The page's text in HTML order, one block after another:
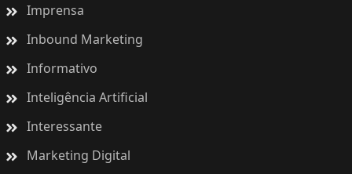
Imprensa
Inbound Marketing
Informativo
Inteligência Artificial
Interessante
Marketing Digital